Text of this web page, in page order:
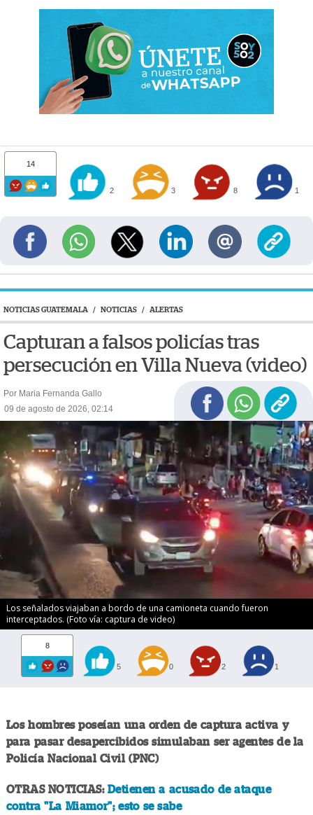
14
2 3 8 1
NOTICIAS GUATEMALA / NOTICIAS / ALERTAS
Capturan a falsos policías tras
persecución en Villa Nueva (video)
Por Maria Fernanda Gallo
09 de agosto de 2026, 02:14
Los señalados viajaban a bordo de una camioneta cuando fueron
interceptados. (Foto vía: captura de video)
8
5 0 2 1
Los hombres poseían una orden de captura activa y
para pasar desapercibidos simulaban ser agentes de la
Policía Nacional Civil (PNC)
OTRAS NOTICIAS: Detienen a acusado de ataque
contra "La Miamor"; esto se sabe